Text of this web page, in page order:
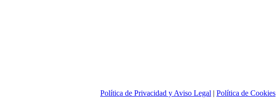
Política de Privacidad y Aviso Legal | Política de Cookies